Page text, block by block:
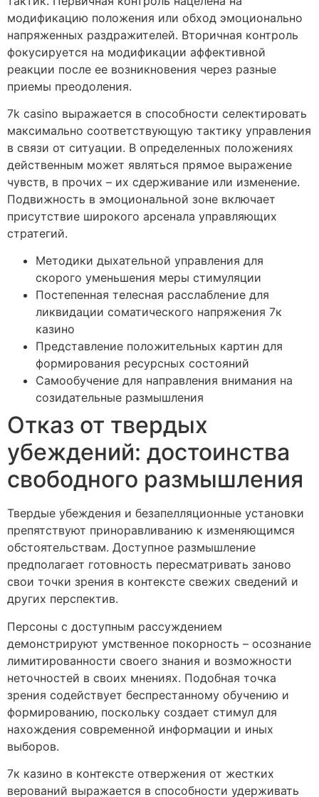
модификацию положения или обход эмоционально
напряженных раздражителей. Вторичная контроль
фокусируется на модификации аффективной
реакции после ее возникновения через разные
приемы преодоления.
7k casino выражается в способности селектировать
максимально соответствующую тактику управления
в связи от ситуации. В определенных положениях
действенным может являться прямое выражение
чувств, в прочих – их сдерживание или изменение.
Подвижность в эмоциональной зоне включает
присутствие широкого арсенала управляющих
стратегий.
Методики дыхательной управления для
скорого уменьшения меры стимуляции
Постепенная телесная расслабление для
ликвидации соматического напряжения 7к
казино
Представление положительных картин для
формирования ресурсных состояний
Самообучение для направления внимания на
созидательные размышления
Отказ от твердых
убеждений: достоинства
свободного размышления
Твердые убеждения и безапелляционные установки
препятствуют приноравливанию к изменяющимся
обстоятельствам. Доступное размышление
предполагает готовность пересматривать заново
свои точки зрения в контексте свежих сведений и
других перспектив.
Персоны с доступным рассуждением
демонстрируют умственное покорность – осознание
лимитированности своего знания и возможности
неточностей в своих мнениях. Подобная точка
зрения содействует беспрестанному обучению и
формированию, поскольку создает стимул для
нахождения современной информации и иных
выборов.
7к казино в контексте отвержения от жестких
верований выражается в способности удерживать